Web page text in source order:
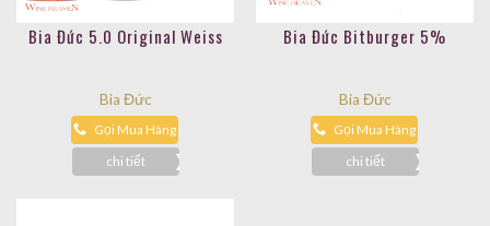
Bia Đức 5.0 Original Weiss
Bia Đức
Gọi Mua Hàng
chi tiết
Bia Đức Bitburger 5%
Bia Đức
Gọi Mua Hàng
chi tiết